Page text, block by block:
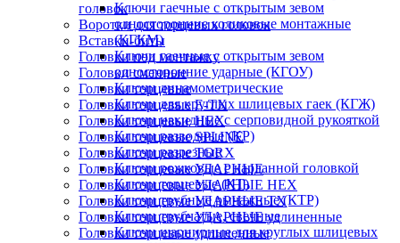
головок
Воротки для торцевых головок
Вставки-биты
Головки под монтажку
Головки сменные
Головки торцевые
Головки торцевые E-TX
Головки торцевые HEX
Головки торцевые SPLINE
Головки торцевые TORX
Головки торцевые УДАРНЫЕ
Головки торцевые УДАРНЫЕ HEX
Головки торцевые УДАРНЫЕ TX
Головки торцевые УДАРНЫЕ удлиненные
Головки торцевые удлиненные
Ключи гаечные с открытым зевом
односторонние коликовые монтажные
(КГКМ)
Ключи гаечные с открытым зевом
односторонние ударные (КГОУ)
Ключи динамометрические
Ключи для круглых шлицевых гаек (КГЖ)
Ключи накидные с серповидной рукояткой
Ключи разводные (КР)
Ключи разрезные
Ключи рожковые с карданной головкой
Ключи торцевые (КТ)
Ключи трубные рычажные (КТР)
Ключи трубчатые, свечные
Ключи шарнирные для круглых шлицевых